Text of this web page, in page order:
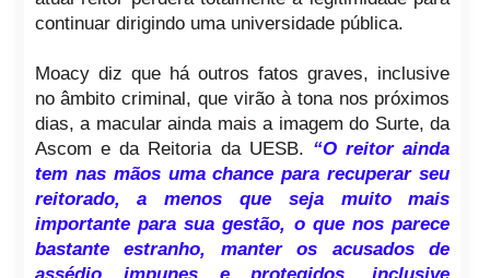
continuar dirigindo uma universidade pública.
Moacy diz que há outros fatos graves, inclusive
no âmbito criminal, que virão à tona nos próximos
dias, a macular ainda mais a imagem do Surte, da
Ascom e da Reitoria da UESB. “O reitor ainda
tem nas mãos uma chance para recuperar seu
reitorado, a menos que seja muito mais
importante para sua gestão, o que nos parece
bastante estranho, manter os acusados de
assédio impunes e protegidos, inclusive